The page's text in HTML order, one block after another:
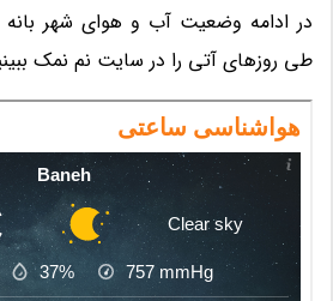
در ادامه وضعیت آب و هوای شهر بانه
طی روزهای آتی را در سایت نم نمک